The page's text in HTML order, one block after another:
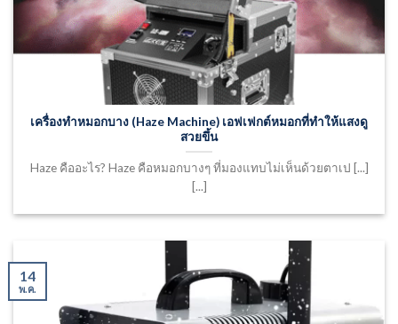
เครื่องทำหมอกบาง (Haze Machine) เอฟเฟกต์หมอกที่ทำให้แสงดู
สวยขึ้น
Haze คืออะไร? Haze คือหมอกบางๆ ที่มองแทบไม่เห็นด้วยตาเป [...]
[...]
14
พ.ค.